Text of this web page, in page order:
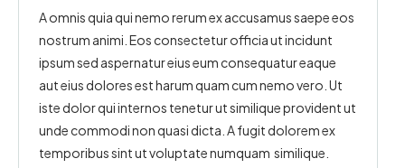
A omnis quia qui nemo rerum ex accusamus saepe eos
nostrum animi. Eos consectetur officia ut incidunt
ipsum sed aspernatur eius eum consequatur eaque
aut eius dolores est harum quam cum nemo vero. Ut
iste dolor qui internos tenetur ut similique provident ut
unde commodi non quasi dicta. A fugit dolorem ex
temporibus sint ut voluptate numquam similique.